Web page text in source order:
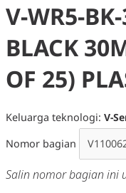
V-WR5-
BLACK
OF 25)
Keluarga teknologi: V-
Nomor bagian
Salin nomor bagian ini